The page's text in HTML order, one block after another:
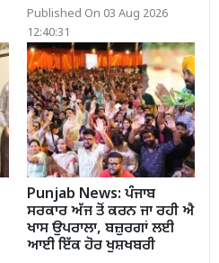
Published On 03 Aug 2026
12:40:31
Punjab News: ਪੰਜਾਬ
ਸਰਕਾਰ ਅੱਜ ਤੋਂ ਕਰਨ ਜਾ ਰਹੀ ਐ
ਖਾਸ ਉਪਰਾਲਾ, ਬਜ਼ੁਰਗਾਂ ਲਈ
ਆਈ ਇੱਕ ਹੋਰ ਖੁਸ਼ਖਬਰੀ